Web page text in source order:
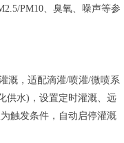
PM10、臭氧、噪声等参
溉，适配滴灌/喷灌/微喷系
供水)，设置定时灌溉、远
触发条件，自动启停灌溉